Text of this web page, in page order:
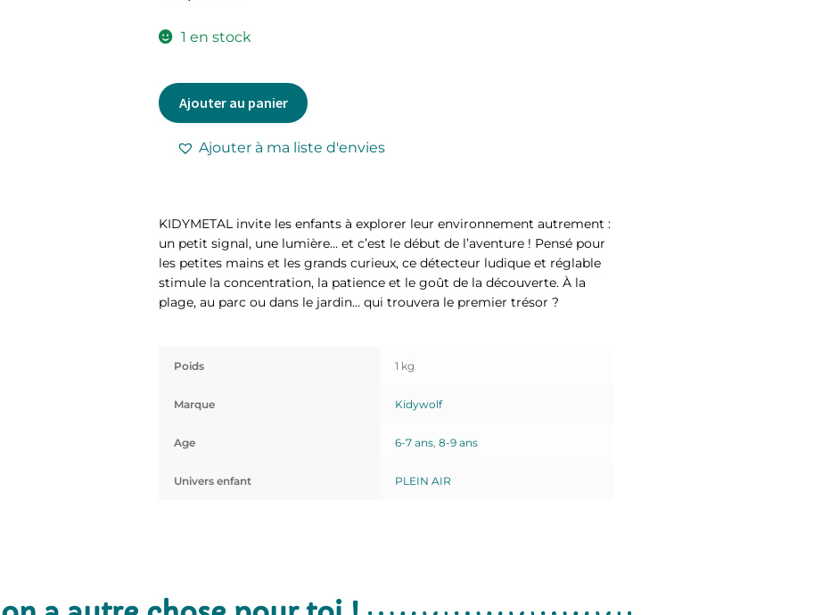
1 en stock
Ajouter au panier
Ajouter à ma liste d'envies
KIDYMETAL invite les enfants à explorer leur environnement autrement :
un petit signal, une lumière… et c’est le début de l’aventure ! Pensé pour
les petites mains et les grands curieux, ce détecteur ludique et réglable
stimule la concentration, la patience et le goût de la découverte. À la
plage, au parc ou dans le jardin… qui trouvera le premier trésor ?
Poids 1 kg
Marque Kidywolf
Age 6-7 ans, 8-9 ans
Univers enfant PLEIN AIR